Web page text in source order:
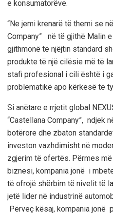
e konsumatorëve.
“Ne jemi krenarë të themi se
Company” në të gjithë Malin
gjithmonë të njëjtin standard
produkte të një cilësie më të
stafi profesional i cili është i
problematikë apo kërkesë të
Si anëtare e rrjetit global
“Castellana Company”, ndjek
botërore dhe zbaton
investon vazhdimisht në
zgjerim të ofertës. Përmes
biznesi, kompania jonë i
të ofrojë shërbim të nivelit të
jetë lider në industrinë
Përveç kësaj, kompania jonë